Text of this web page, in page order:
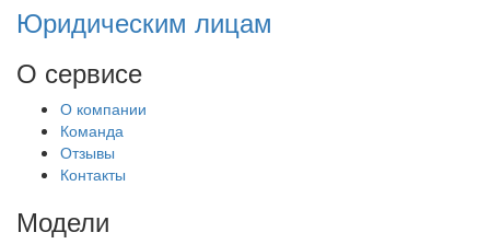
Юридическим лицам
О сервисе
О компании
Команда
Отзывы
Контакты
Модели